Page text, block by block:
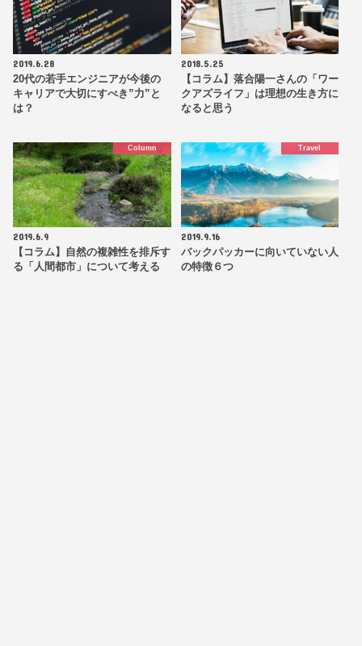
2019.6.28
20代の若手エンジニアが今後の
キャリアで大切にすべき”力”と
は？
2018.5.25
【コラム】落合陽一さんの「ワー
クアズライフ」は理想の生き方に
なると思う
Column
2019.6.9
【コラム】自然の複雑性を排斥す
る「人間都市」について考える
Travel
2019.9.16
バックパッカーに向いていない人
の特徴６つ